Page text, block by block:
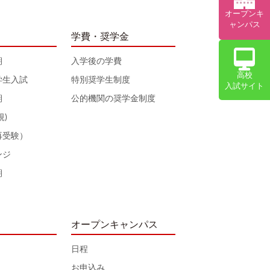
生入試
)
験）
ジ
学費・奨学金
入学後の学費
特別奨学生制度
公的機関の奨学金制度
オープンキャンパス
日程
お申込み
オープンキ
ャンパス
高校
入試サイト